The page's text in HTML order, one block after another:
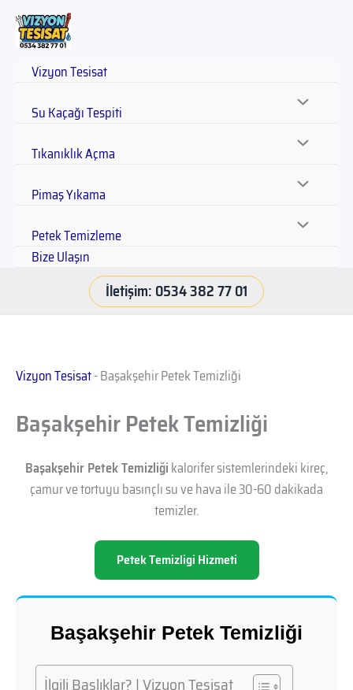
Vizyon Tesisat
Su Kaçağı Tespiti
Tıkanıklık Açma
Pimaş Yıkama
Petek Temizleme
Bize Ulaşın
İletişim: 0534 382 77 01
Vizyon Tesisat-Başakşehir Petek Temizliği
Başakşehir Petek Temizliği
Başakşehir Petek Temizliğikalorifer sistemlerindeki kireç,
çamur ve tortuyu basınçlı su ve hava ile 30-60 dakikada
temizler.
Petek Temizligi Hizmeti
Başakşehir Petek Temizliği
İlgili Başlıklar? | Vizyon Tesisat